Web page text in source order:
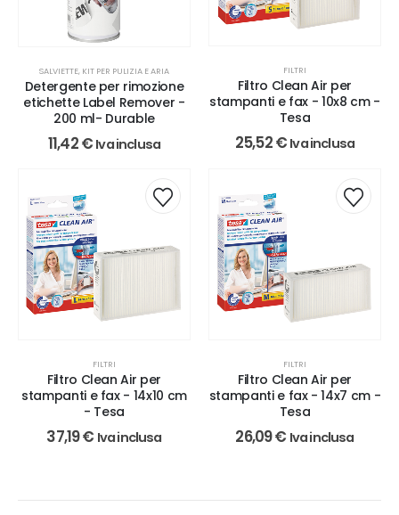
SALVIETTE, KIT PER PULIZIA E ARIA
Detergente per rimozione
etichette Label Remover -
200 ml- Durable
11,42€ Iva inclusa
FILTRI
Filtro Clean Air per
stampanti e fax - 10x8 cm -
Tesa
25,52€ Iva inclusa
FILTRI
Filtro Clean Air per
stampanti e fax - 14x10 cm
- Tesa
37,19€ Iva inclusa
FILTRI
Filtro Clean Air per
stampanti e fax - 14x7 cm -
Tesa
26,09€ Iva inclusa